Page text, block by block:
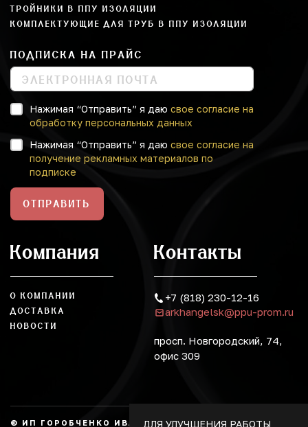
ТРОЙНИКИ В ППУ ИЗОЛЯЦИИ
КОМПЛЕКТУЮЩИЕ ДЛЯ ТРУБ В ППУ ИЗОЛЯЦИИ
ПОДПИСКА НА ПРАЙС
Нажимая “Отправить” я даю свое согласие на
обработку персональных данных
Нажимая “Отправить” я даю свое согласие на
получение рекламных материалов по
подписке
ОТПРАВИТЬ
Компания
О КОМПАНИИ
ДОСТАВКА
НОВОСТИ
Контакты
+7 (818) 230-12-16
arkhangelsk@ppu-prom.ru
просп. Новгородский, 74,
офис 309
© ИП ГОРОБЧЕНКО ИВАН АЛЕКСАНДРОВИЧ, 2026.
ДЛЯ УЛУЧШЕНИЯ РАБОТЫ